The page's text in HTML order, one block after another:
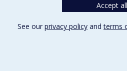
Accept all
See our privacy policy andterms